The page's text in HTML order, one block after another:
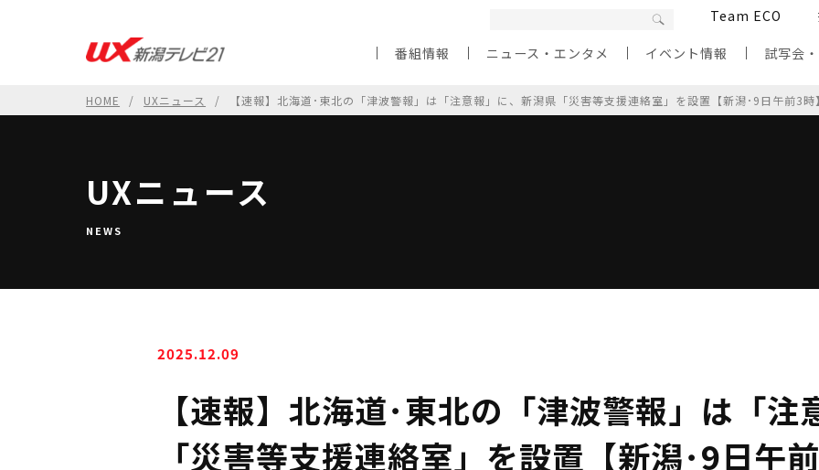
Team ECO
番組情報 ニュース・エンタメ イベント情報 試写会
HOME UXニュース 【速報】北海道･東北の「津波警報」は「注意報」に、新潟県「災害等支援連絡室」を設置【新潟･9日午前3時
UXニュース
NEWS
2025.12.09
【速報】北海道･東北の「津波警報」は「
「災害等支援連絡室」を設置【新潟･9日午